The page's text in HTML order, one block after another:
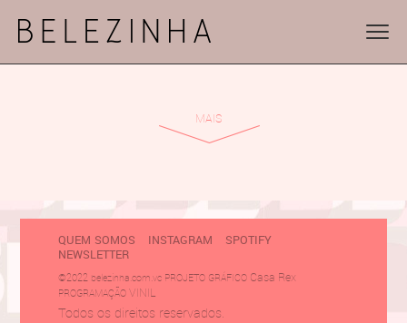
MAIS
QUEM SOMOS INSTAGRAM
SPOTIFY
NEWSLETTER
©2022 belezinha.com.vc PROJETO GRÁFICO Casa Rex
PROGRAMAÇÃO VINIL
Todos os direitos reservados.